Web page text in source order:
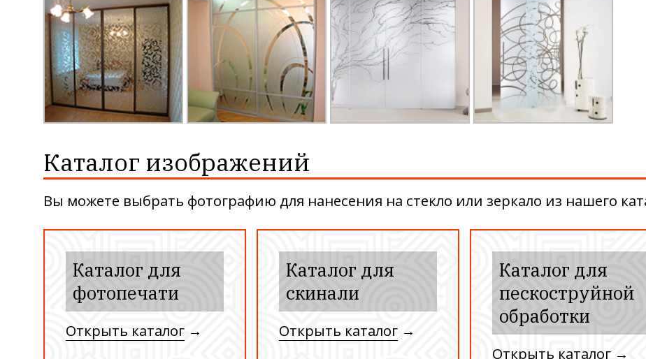
Каталог изображений
Вы можете выбрать фотографию для нанесения на стекло или зеркало из нашего
Каталог для
фотопечати
Открыть каталог →
Каталог для
скинали
Открыть каталог →
Каталог для
пескоструйной
обработки
Открыть каталог →